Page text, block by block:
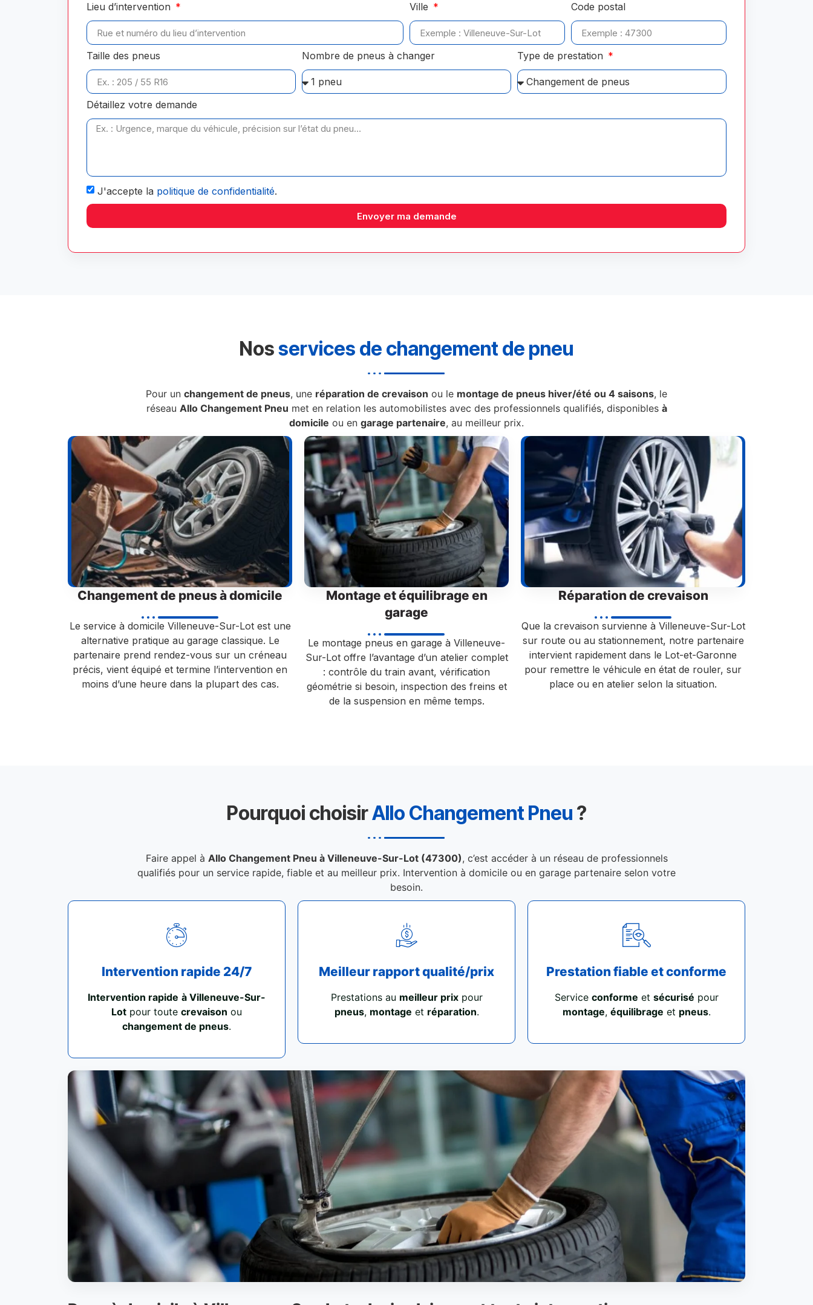
Lieu d’intervention Ville Code postal
Taille des pneus Nombre de pneus à changer Type de prestation
Détaillez votre demande
J'accepte la politique de confidentialité.
Envoyer ma demande
Nosservices de changement de pneu
Pour un changement de pneus, une réparation de crevaison ou le montage de pneus hiver/été ou 4 saisons, le
réseau Allo Changement Pneu met en relation les automobilistes avec des professionnels qualifiés, disponibles à
domicile ou en garage partenaire, au meilleur prix.
Changement de pneus à domicile
Le service à domicile Villeneuve-Sur-Lot est une
alternative pratique au garage classique. Le
partenaire prend rendez-vous sur un créneau
précis, vient équipé et termine l’intervention en
moins d’une heure dans la plupart des cas.
Montage et équilibrage en
garage
Le montage pneus en garage à Villeneuve-
Sur-Lot offre l’avantage d’un atelier complet
: contrôle du train avant, vérification
géométrie si besoin, inspection des freins et
de la suspension en même temps.
Réparation de crevaison
Que la crevaison survienne à Villeneuve-Sur-Lot
sur route ou au stationnement, notre partenaire
intervient rapidement dans le Lot-et-Garonne
pour remettre le véhicule en état de rouler, sur
place ou en atelier selon la situation.
Pourquoi choisirAllo Changement Pneu ?
Faire appel à Allo Changement Pneu à Villeneuve-Sur-Lot (47300), c’est accéder à un réseau de professionnels
qualifiés pour un service rapide, fiable et au meilleur prix. Intervention à domicile ou en garage partenaire selon votre
besoin.
Intervention rapide 24/7
Intervention rapide à Villeneuve-Sur-
Lot pour toute crevaison ou
changement de pneus.
Meilleur rapport qualité/prix
Prestations au meilleur prixpour
pneus, montage et réparation.
Prestation fiable et conforme
Service conforme et sécurisé pour
montage, équilibrage et pneus.